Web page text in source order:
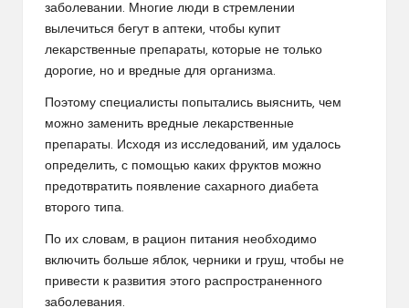
заболевании. Многие люди в стремлении
вылечиться бегут в аптеки, чтобы купит
лекарственные препараты, которые не только
дорогие, но и вредные для организма.
Поэтому специалисты попытались выяснить, чем
можно заменить вредные лекарственные
препараты. Исходя из исследований, им удалось
определить, с помощью каких фруктов можно
предотвратить появление сахарного диабета
второго типа.
По их словам, в рацион питания необходимо
включить больше яблок, черники и груш, чтобы не
привести к развития этого распространенного
заболевания.